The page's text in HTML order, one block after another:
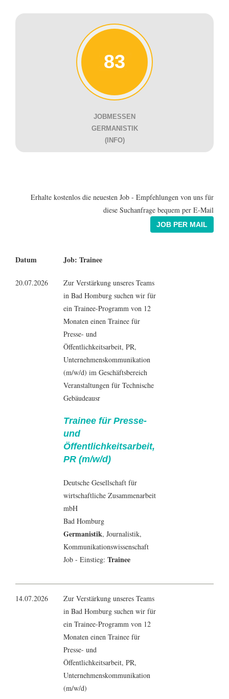
83
JOBMESSEN
GERMANISTIK
(INFO)
Erhalte kostenlos die neuesten Job - Empfehlungen von uns für
diese Suchanfrage bequem per E-Mail
JOB PER MAIL
Datum Job: Trainee
20.07.2026
Zur Verstärkung unseres Teams
in Bad Homburg suchen wir für
ein Trainee-Programm von 12
Monaten einen Trainee für
Presse- und
Öffentlichkeitsarbeit, PR,
Unternehmenskommunikation
(m/w/d) im Geschäftsbereich
Veranstaltungen für Technische
Gebäudeausr
Trainee für Presse-
und
Öffentlichkeitsarbeit,
PR (m/w/d)
Deutsche Gesellschaft für
wirtschaftliche Zusammenarbeit
mbH
Bad Homburg
Germanistik, Journalistik,
Kommunikationswissenschaft
Job - Einstieg: Trainee
14.07.2026
Zur Verstärkung unseres Teams
in Bad Homburg suchen wir für
ein Trainee-Programm von 12
Monaten einen Trainee für
Presse- und
Öffentlichkeitsarbeit, PR,
Unternehmenskommunikation
(m/w/d)